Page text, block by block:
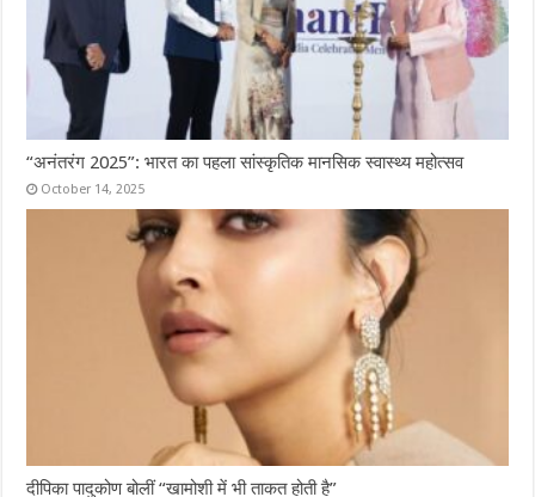
“अनंतरंग 2025”: भारत का पहला सांस्कृतिक मानसिक स्वास्थ्य महोत्सव
October 14, 2025
दीपिका पादुकोण बोलीं “खामोशी में भी ताकत होती है”